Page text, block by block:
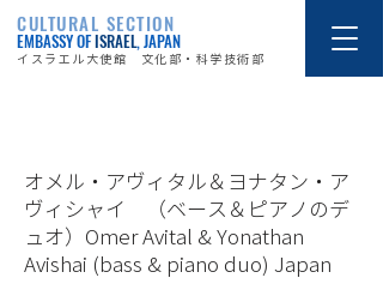
CULTURAL SECTION
EMBASSY OFISRAEL, JAPAN
イスラエル大使館 文化部・科学技術部
オメル・アヴィタル＆ヨナタン・ア
ヴィシャイ （ベース＆ピアノのデ
ュオ）Omer Avital & Yonathan
Avishai (bass & piano duo) Japan